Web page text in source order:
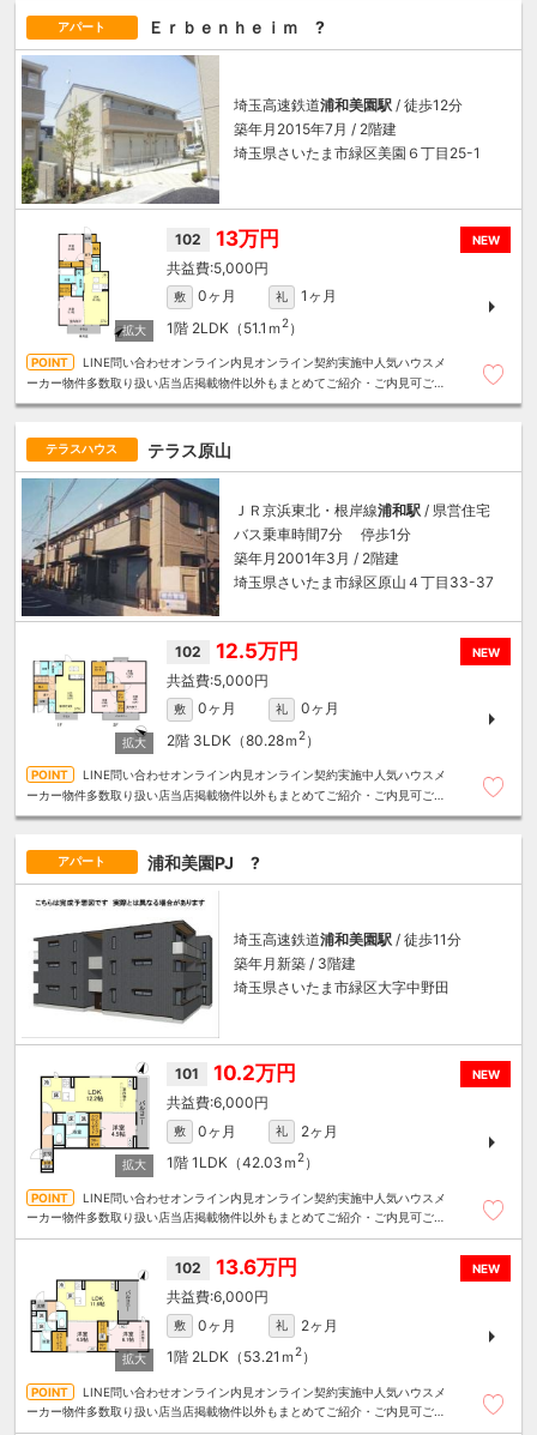
アパート Ｅｒｂｅｎｈｅｉｍ ?
埼玉高速鉄道浦和美園駅 / 徒歩12分
築年月2015年7月 / 2階建
埼玉県さいたま市緑区美園６丁目25-1
NEW
102 13万円
5,000円
敷 0ヶ月 礼
1ヶ月
1階 2LDK（51.1ｍ 2）
LINE問い合わせオンライン内見オンライン契約実施中人気ハウスメ
ーカー物件多数取り扱い店当店掲載物件以外もまとめてご紹介・ご内見可ご予
テラスハウス テラス原山
ＪＲ京浜東北・根岸線浦和駅 / 県営住宅
バス乗車時間7分 停歩1分
築年月2001年3月 / 2階建
埼玉県さいたま市緑区原山４丁目33-37
NEW
102 12.5万円
5,000円
敷 0ヶ月 礼
0ヶ月
2階 3LDK（80.28ｍ 2）
LINE問い合わせオンライン内見オンライン契約実施中人気ハウスメ
ーカー物件多数取り扱い店当店掲載物件以外もまとめてご紹介・ご内見可ご予
アパート 浦和美園PJ ?
埼玉高速鉄道浦和美園駅 / 徒歩11分
築年月新築 / 3階建
埼玉県さいたま市緑区大字中野田
NEW
101 10.2万円
6,000円
敷 0ヶ月 礼
2ヶ月
1階 1LDK（42.03ｍ 2）
LINE問い合わせオンライン内見オンライン契約実施中人気ハウスメ
ーカー物件多数取り扱い店当店掲載物件以外もまとめてご紹介・ご内見可ご予
NEW
102 13.6万円
6,000円
敷 0ヶ月 礼
2ヶ月
1階 2LDK（53.21ｍ 2）
LINE問い合わせオンライン内見オンライン契約実施中人気ハウスメ
ーカー物件多数取り扱い店当店掲載物件以外もまとめてご紹介・ご内見可ご予